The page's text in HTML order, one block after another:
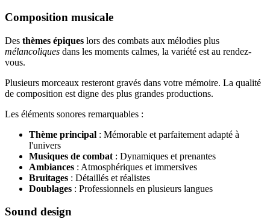
Composition musicale
Des thèmes épiques lors des combats aux mélodies plus
mélancoliques dans les moments calmes, la variété est au rendez-
vous.
Plusieurs morceaux resteront gravés dans votre mémoire. La qualité
de composition est digne des plus grandes productions.
Les éléments sonores remarquables :
Thème principal : Mémorable et parfaitement adapté à
l'univers
Musiques de combat : Dynamiques et prenantes
Ambiances : Atmosphériques et immersives
Bruitages : Détaillés et réalistes
Doublages : Professionnels en plusieurs langues
Sound design